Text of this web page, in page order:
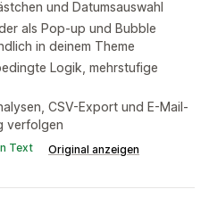
und Datumsauswahl
als Pop-up und Bubble
in deinem Theme
Logik, mehrstufige
CSV-Export und E-Mail-
verfolgen
Text Original anzeigen